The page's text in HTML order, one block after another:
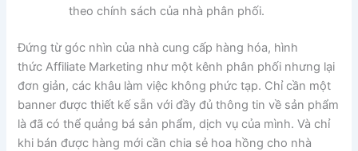
theo chính sách của nhà phân phối.
Đứng từ góc nhìn của nhà cung cấp hàng hóa, hình
thức Affiliate Marketing như một kênh phân phối nhưng lại
đơn giản, các khâu làm việc không phức tạp. Chỉ cần một
banner được thiết kế sẵn với đầy đủ thông tin về sản phẩm
là đã có thể quảng bá sản phẩm, dịch vụ của mình. Và chỉ
khi bán được hàng mới cần chia sẻ hoa hồng cho nhà